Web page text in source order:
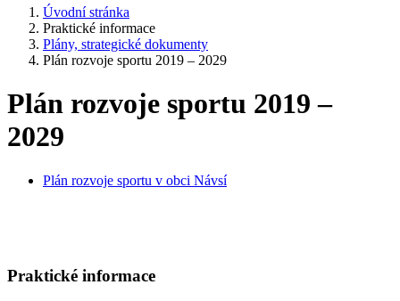
Úvodní stránka
Praktické informace
Plány, strategické dokumenty
Plán rozvoje sportu 2019 – 2029
Plán rozvoje sportu 2019 –
2029
Plán rozvoje sportu v obci Návsí
Praktické informace